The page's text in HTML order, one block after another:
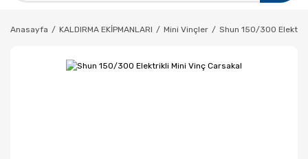
Anasayfa KALDIRMA EKİPMANLARI Mini Vinçler Shun 150/300